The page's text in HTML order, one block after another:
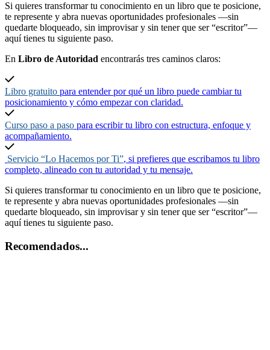
Si quieres transformar tu conocimiento en un libro que te posicione,
te represente y abra nuevas oportunidades profesionales —sin
quedarte bloqueado, sin improvisar y sin tener que ser “escritor”—
aquí tienes tu siguiente paso.
En Libro de Autoridad encontrarás tres caminos claros:
Libro gratuito para entender por qué un libro puede cambiar tu
posicionamiento y cómo empezar con claridad.
Curso paso a paso para escribir tu libro con estructura, enfoque y
acompañamiento.
Servicio “Lo Hacemos por Ti”, si prefieres que escribamos tu libro
completo, alineado con tu autoridad y tu mensaje.
Si quieres transformar tu conocimiento en un libro que te posicione,
te represente y abra nuevas oportunidades profesionales —sin
quedarte bloqueado, sin improvisar y sin tener que ser “escritor”—
aquí tienes tu siguiente paso.
Recomendados...